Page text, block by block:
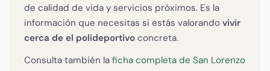
de calidad de vida y servicios próximos. Es la
información que necesitas si estás valorando vivir
cerca de el polideportivo concreta.
Consulta también la ficha completa de San Lorenzo